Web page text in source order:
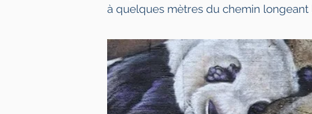
à quelques mètres du chemin longeant